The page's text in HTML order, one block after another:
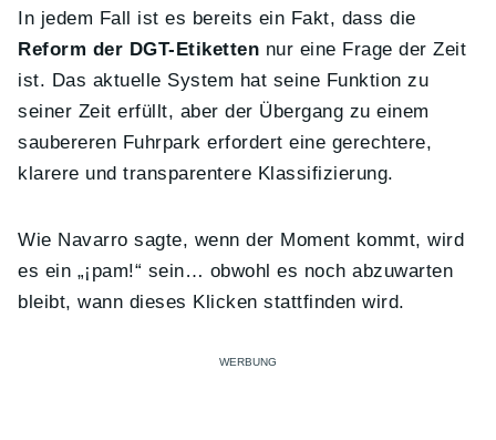
In jedem Fall ist es bereits ein Fakt, dass die
Reform der DGT-Etiketten nur eine Frage der Zeit
ist. Das aktuelle System hat seine Funktion zu
seiner Zeit erfüllt, aber der Übergang zu einem
saubereren Fuhrpark erfordert eine gerechtere,
klarere und transparentere Klassifizierung.
Wie Navarro sagte, wenn der Moment kommt, wird
es ein „¡pam!“ sein… obwohl es noch abzuwarten
bleibt, wann dieses Klicken stattfinden wird.